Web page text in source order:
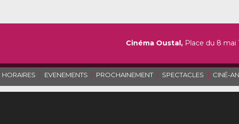
HORAIRES | EVENEMENTS | PROCHAINEMENT | SPECTACLES | CINÉ-
Cinéma Oustal, Place du 8 mai